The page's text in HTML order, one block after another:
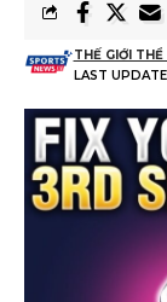
LAST
THẾ GIỚI